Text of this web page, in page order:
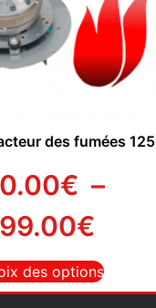
des fumées 125
€ –
€
des options